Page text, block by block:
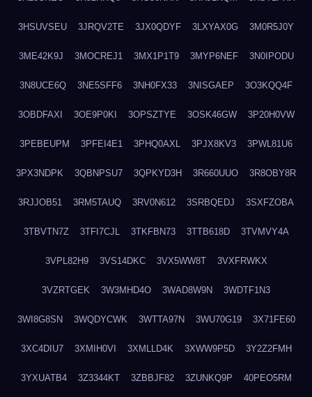
3HSUVSEU 3JRQV2TE 3JX0QDYF 3LXYAX0G 3M0R5J0Y
3ME42K9J 3MOCREJ1 3MX1P1T9 3MYP6NEF 3N0IPODU
3N8UCE6Q 3NE5SFF6 3NH0FX33 3NISGAEP 3O3KQQ4F
3OBDFAXI 3OE9P0KI 3OPSZTYE 3OSK46GW 3P20H0VW
3PEBEUPM 3PFEI4E1 3PHQ0AXL 3PJX8KV3 3PWL81U6
3PX3NDPK 3QBNPSU7 3QPKYD3H 3R660UUO 3R8OBY8R
3RJJOB51 3RM5TAUQ 3RV0N612 3SRBQEDJ 3SXFZOBA
3TBVTN7Z 3TFI7CJL 3TKFBN73 3TTB618D 3TVMVY4A
3VPL82H9 3VS14DKC 3VX5WW8T 3VXFRWKX
3VZRTGEK 3W3MHD4O 3WAD8W9N 3WDTF1N3
3WI8G8SN 3WQDYCWK 3WTTA97N 3WU70G19 3X71FE60
3XC4DIU7 3XMIH0VI 3XMLLD4K 3XWW9P5D 3Y2Z2FMH
3YXUATB4 3Z3344KT 3ZBBJF82 3ZUNKQ9P 40PEO5RM